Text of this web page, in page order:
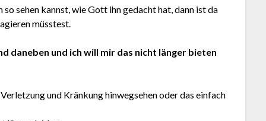
sehen kannst, wie Gott ihn gedacht hat, dann ist da
müsstest.
daneben und ich will mir das nicht länger bieten
und Kränkung hinwegsehen oder das einfach